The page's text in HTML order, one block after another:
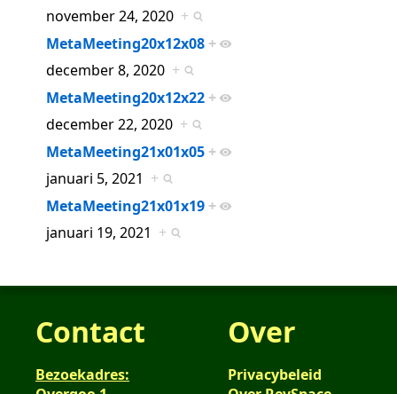
november 24, 2020 +
MetaMeeting20x12x08 +
december 8, 2020 +
MetaMeeting20x12x22 +
december 22, 2020 +
MetaMeeting21x01x05 +
januari 5, 2021 +
MetaMeeting21x01x19 +
januari 19, 2021 +
Contact
Bezoekadres:
Over
Privacybeleid